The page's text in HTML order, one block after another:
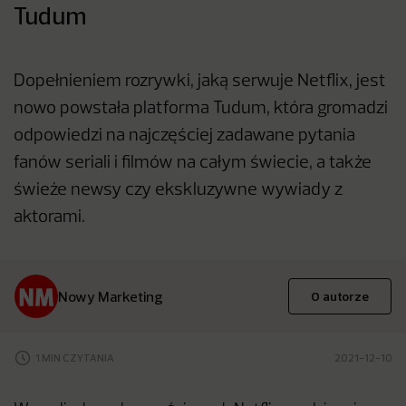
Tudum
Dopełnieniem rozrywki, jaką serwuje Netflix, jest
nowo powstała platforma Tudum, która gromadzi
odpowiedzi na najczęściej zadawane pytania
fanów seriali i filmów na całym świecie, a także
świeże newsy czy ekskluzywne wywiady z
aktorami.
Nowy Marketing O autorze
1 MIN CZYTANIA 2021-12-10